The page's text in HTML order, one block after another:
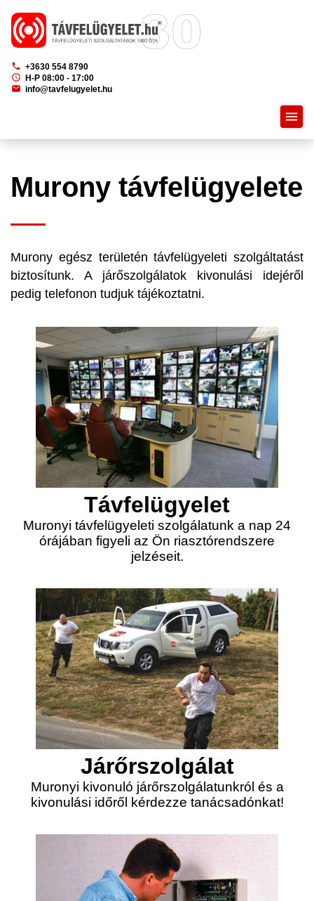
phone +3630 554 8790
schedule
H-P 08:00 - 17:00
mail info@tavfelugyelet.hu
menu
Murony távfelügyelete
Murony egész területén távfelügyeleti szolgáltatást
biztosítunk. A járőszolgálatok kivonulási idejéről
pedig telefonon tudjuk tájékoztatni.
Távfelügyelet
Muronyi távfelügyeleti szolgálatunk a nap 24
órájában figyeli az Ön riasztórendszere
jelzéseit.
Járőrszolgálat
Muronyi kivonuló járőrszolgálatunkról és a
kivonulási időről kérdezze tanácsadónkat!